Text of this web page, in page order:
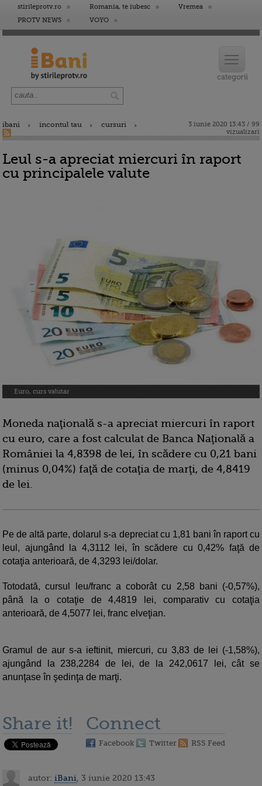
stirileprotv.ro Romania, te iubesc
Vremea
PROTV NEWS
VOYO
ibani incontul tau cursuri
3 iunie 2020 13:43 / 99
vizualizari
Leul s-a apreciat miercuri în raport
cu principalele valute
Euro, curs valutar
Moneda naţională s-a apreciat miercuri în raport
cu euro, care a fost calculat de Banca Naţională a
României la 4,8398 de lei, în scădere cu 0,21 bani
(minus 0,04%) faţă de cotaţia de marţi, de 4,8419
de lei.
Pe de altă parte, dolarul s-a depreciat cu 1,81 bani în raport cu
leul, ajungând la 4,3112 lei, în scădere cu 0,42% faţă de
cotaţia anterioară, de 4,3293 lei/dolar.
Totodată, cursul leu/franc a coborât cu 2,58 bani (-0,57%),
până la o cotaţie de 4,4819 lei, comparativ cu cotaţia
anterioară, de 4,5077 lei, franc elveţian.
Gramul de aur s-a ieftinit, miercuri, cu 3,83 de lei (-1,58%),
ajungând la 238,2284 de lei, de la 242,0617 lei, cât se
anunţase în şedinţa de marţi.
Share it! Connect
Facebook Twitter RSS Feed
autor: iBani , 3 iunie 2020 13:43